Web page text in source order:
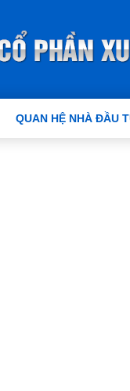
QUAN HỆ NHÀ ĐẦU